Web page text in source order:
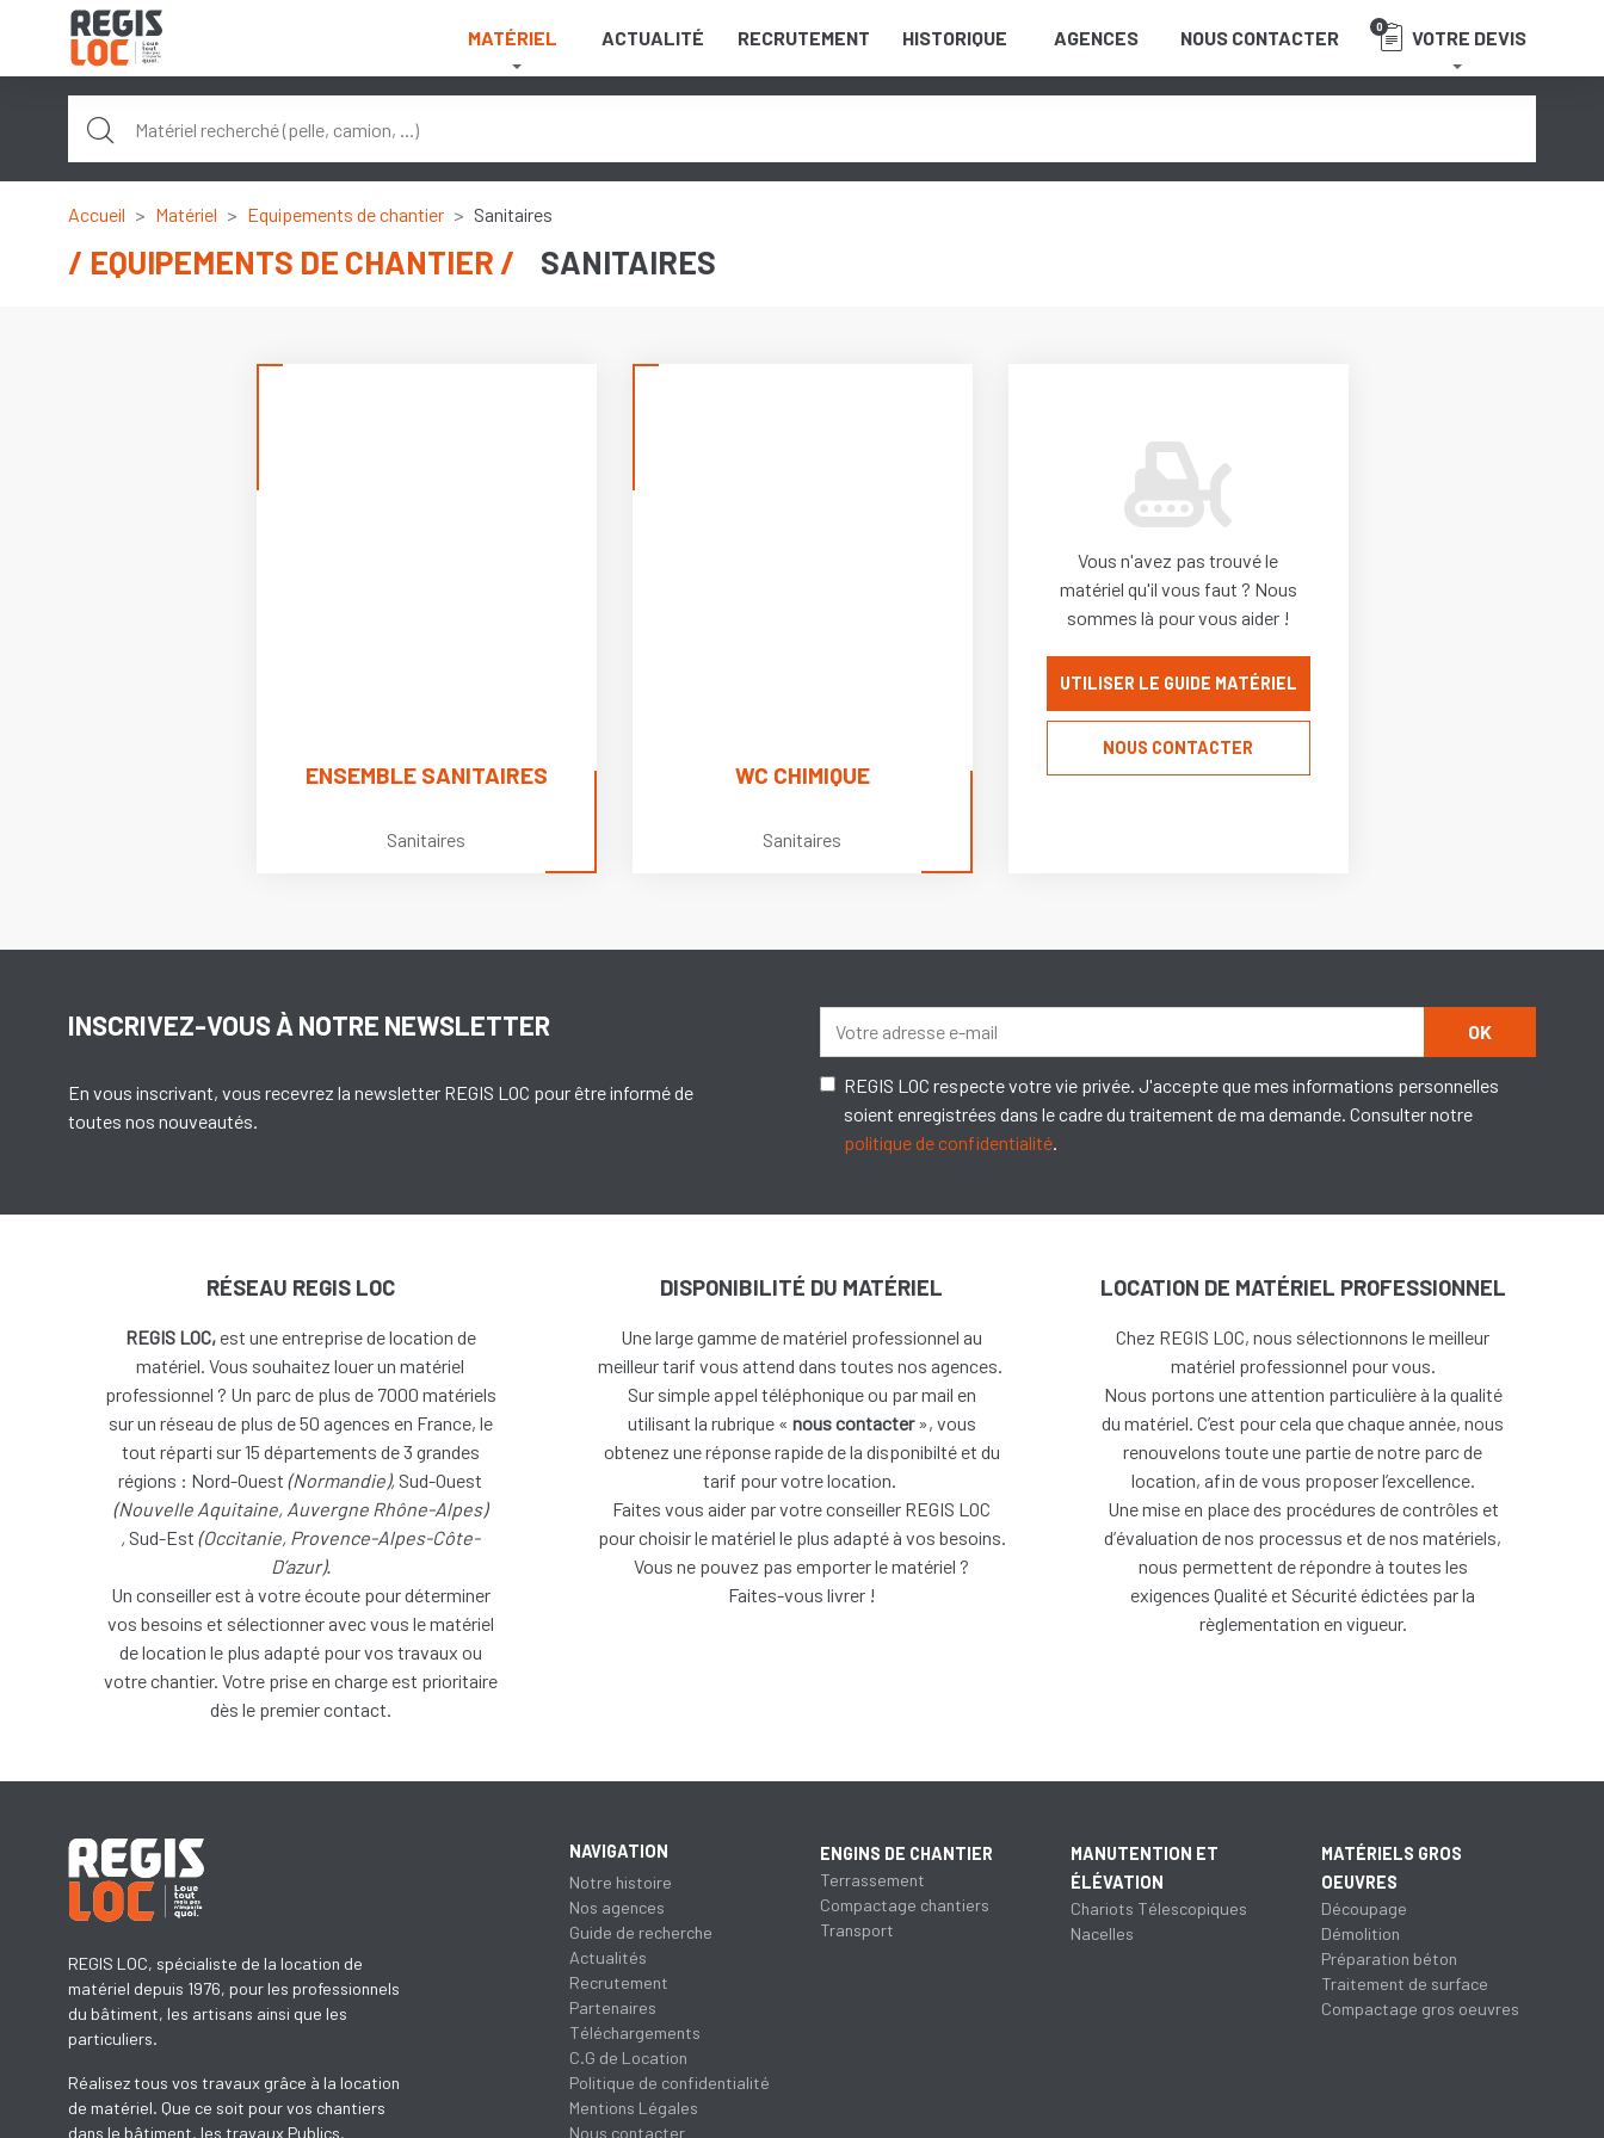
MATÉRIEL ACTUALITÉ RECRUTEMENT HISTORIQUE AGENCES NOUS CONTACTER 0 VOTRE DEVIS
Accueil Matériel Equipements de chantier Sanitaires
SANITAIRES
EQUIPEMENTS DE CHANTIER
ENSEMBLE SANITAIRES
Sanitaires
WC CHIMIQUE
Sanitaires
Vous n'avez pas trouvé le
matériel qu'il vous faut ? Nous
sommes là pour vous aider !
UTILISER LE GUIDE MATÉRIEL
NOUS CONTACTER
INSCRIVEZ-VOUS À NOTRE NEWSLETTER
En vous inscrivant, vous recevrez la newsletter REGIS LOC pour être informé de
toutes nos nouveautés.
OK
REGIS LOC respecte votre vie privée. J'accepte que mes informations personnelles
soient enregistrées dans le cadre du traitement de ma demande. Consulter notre
politique de confidentialité
RÉSEAU REGIS LOC
REGIS LOC,est une entreprise de location de
matériel. Vous souhaitez louer un matériel
professionnel ? Un parc de plus de 7000 matériels
sur un réseau de plus de 50 agences en France, le
tout réparti sur 15 départements de 3 grandes
régions : Nord-Ouest(Normandie), Sud-Ouest
(Nouvelle Aquitaine, Auvergne Rhône-Alpes)
, Sud-Est(Occitanie, Provence-Alpes-Côte-
D’azur).
Un conseiller est à votre écoute pour déterminer
vos besoins et sélectionner avec vous le matériel
de location le plus adapté pour vos travaux ou
votre chantier. Votre prise en charge est prioritaire
dès le premier contact.
DISPONIBILITÉ DU MATÉRIEL
Une large gamme de matériel professionnel au
meilleur tarif vous attend dans toutes nos agences.
Sur simple appel téléphonique ou par mail en
utilisant la rubrique « nous contacter», vous
obtenez une réponse rapide de la disponibilté et du
tarif pour votre location.
Faites vous aider par votre conseiller REGIS LOC
pour choisir le matériel le plus adapté à vos besoins.
Vous ne pouvez pas emporter le matériel ?
Faites-vous livrer !
LOCATION DE MATÉRIEL PROFESSIONNEL
Chez REGIS LOC, nous sélectionnons le meilleur
matériel professionnel pour vous.
Nous portons une attention particulière à la qualité
du matériel. C’est pour cela que chaque année, nous
renouvelons toute une partie de notre parc de
location, afin de vous proposer l’excellence.
Unemise en place des procédures de contrôles et
d’évaluation de nos processus et de nos matériels,
nous permettent de répondre à toutes les
exigences Qualité et Sécurité édictées par la
règlementation en vigueur.
REGIS LOC, spécialiste de la location de
matériel depuis 1976, pour les professionnels
du bâtiment, les artisans ainsi que les
particuliers.
Réalisez tous vos travaux grâce à la location
de matériel. Que ce soit pour vos chantiers
dans le bâtiment, les travaux Publics,
NAVIGATION
Notre histoire
Nos agences
Guide de recherche
Actualités
Recrutement
Partenaires
Téléchargements
C.G de Location
Politique de confidentialité
Mentions Légales
Nous contacter
ENGINS DE CHANTIER
Terrassement
Compactage chantiers
Transport
MANUTENTION ET
ÉLÉVATION
Chariots Télescopiques
Nacelles
MATÉRIELS GROS
OEUVRES
Découpage
Démolition
Préparation béton
Traitement de surface
Compactage gros oeuvres
Panneau de gestion des cookies